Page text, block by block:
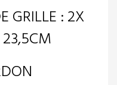
GRILLE : 2X